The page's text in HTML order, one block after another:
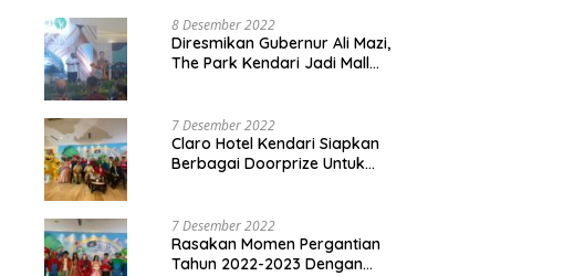
8 Desember 2022
Diresmikan Gubernur Ali Mazi,
The Park Kendari Jadi Mall
7 Desember 2022
Claro Hotel Kendari Siapkan
Berbagai Doorprize Untuk
7 Desember 2022
Rasakan Momen Pergantian
Tahun 2022-2023 Dengan